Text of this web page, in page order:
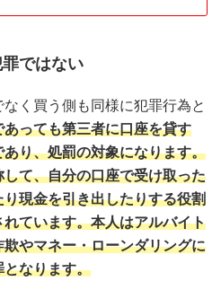
ではない
く買う側も同様に犯罪行為と
っても第三者に口座を貸す
り、処罰の対象になります。
て、自分の口座で受け取った
現金を引き出したりする役割
ています。本人はアルバイト
やマネー・ローンダリングに
となります。